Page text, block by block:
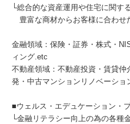
└総合的な資産運用や住宅に関す
豊富な商材からお客様に合わせ
金融領域：保険・証券・株式・
ィング.etc
不動産領域：不動産投資・賃貸仲
発・中古マンションリノベーショ
■ウェルス・エデュケーション・
└金融リテラシー向上の為の各種